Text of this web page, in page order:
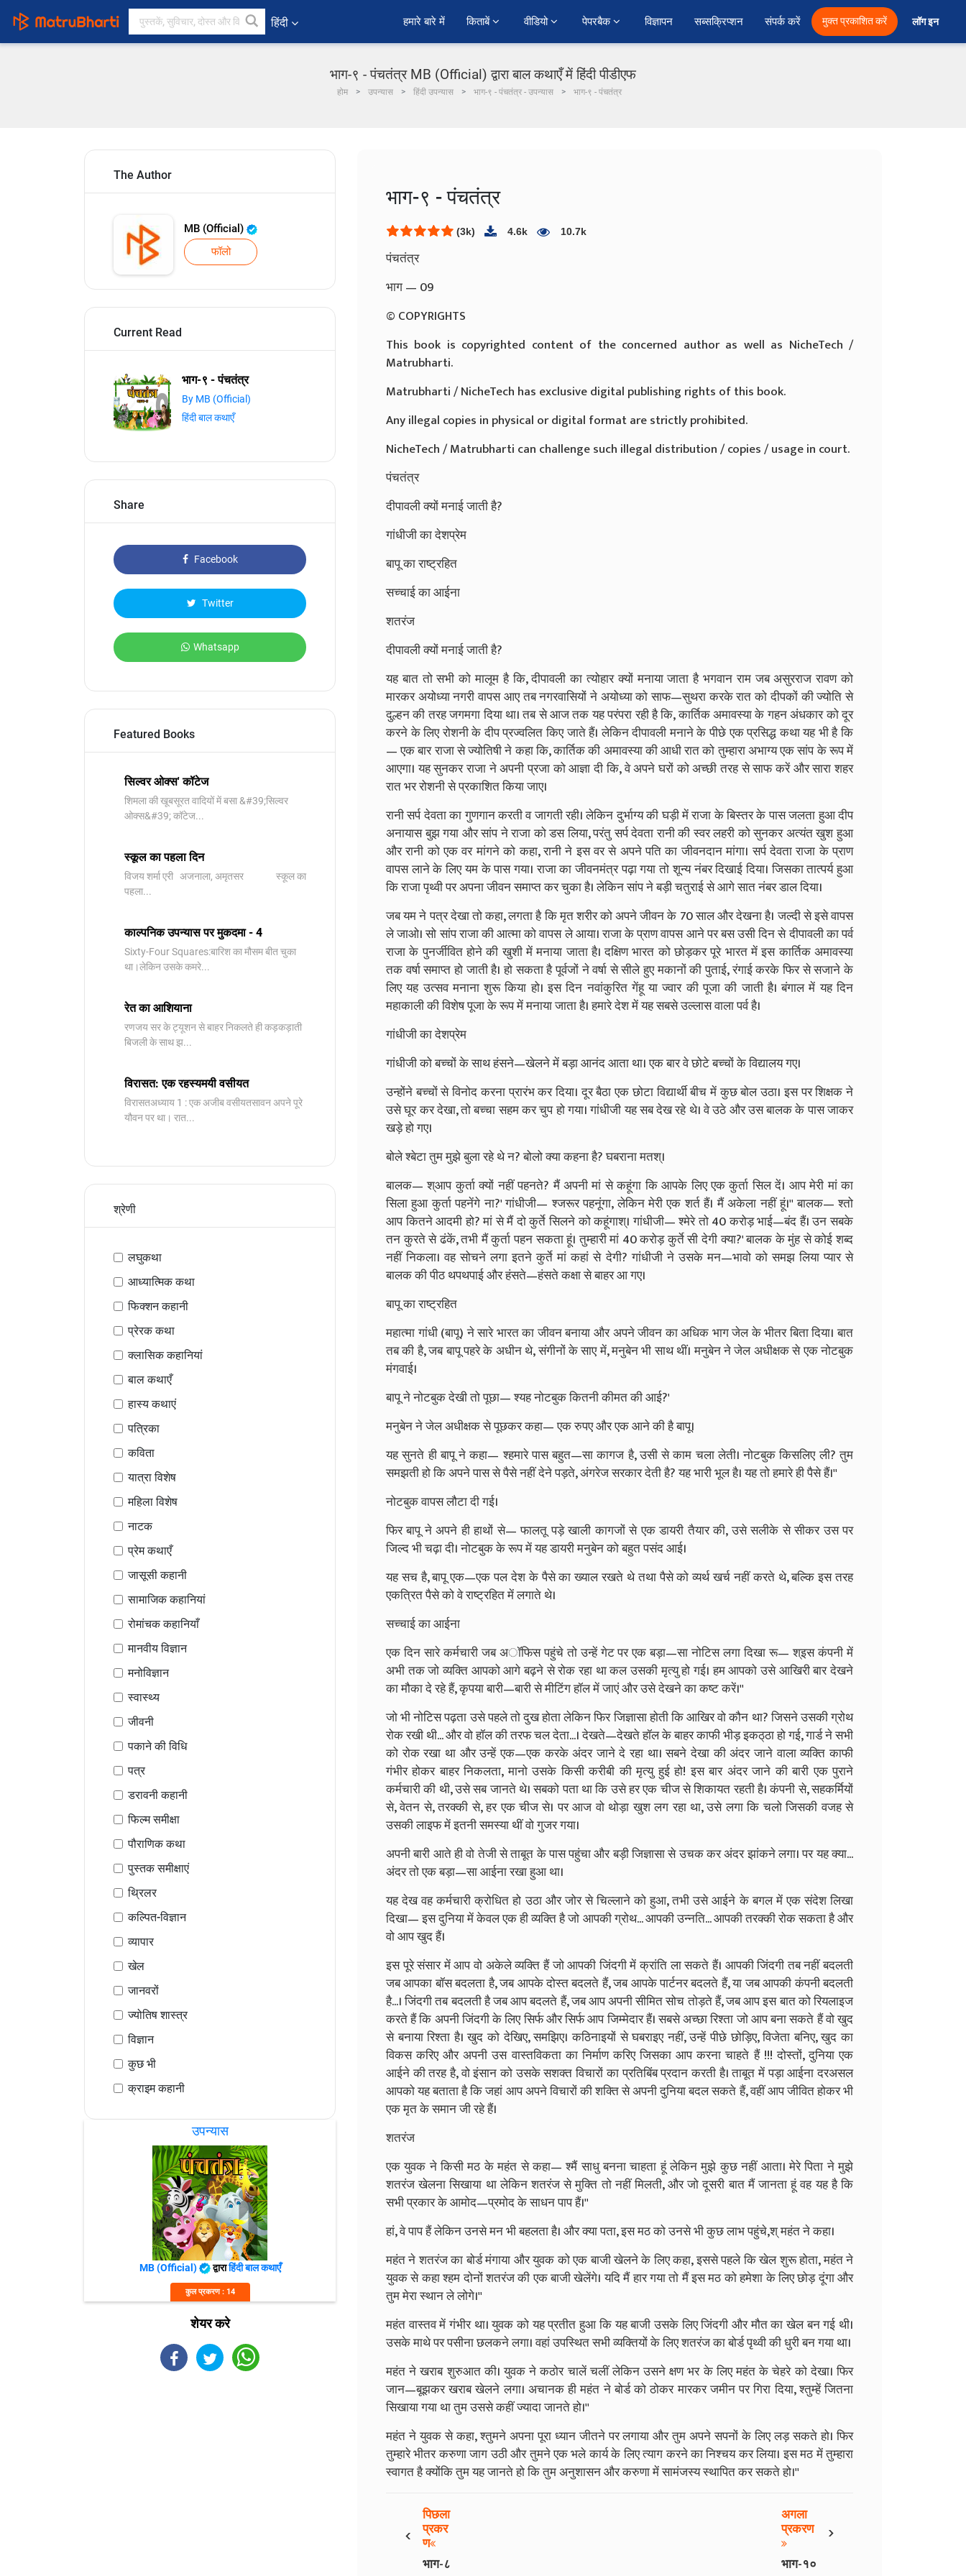
हिंदी हमारे बारे में किताबें वीडियो पेपरबैक विज्ञापन सब्सक्रिप्शन संपर्क करें मुक्त प्रकाशित करें लॉग इन
भाग-९ - पंचतंत्र MB (Official) द्वारा बाल कथाएँ में हिंदी पीडीएफ
होम उपन्यास हिंदी उपन्यास भाग-९ - पंचतंत्र - उपन्यास भाग-९ - पंचतंत्र
The Author
MB (Official)
फॉलो
Current Read
भाग-९ - पंचतंत्र
By MB (Official)
हिंदी बाल कथाएँ
Share
Facebook
Twitter
Whatsapp
Featured Books
सिल्वर ओक्स' कॉटेज
शिमला की खूबसूरत वादियों में बसा &#39;सिल्वर
ओक्स&#39; कॉटेज...
स्कूल का पहला दिन
विजय शर्मा एरी अजनाला, अमृतसर स्कूल का
पहला...
काल्पनिक उपन्यास पर मुकदमा - 4
Sixty-Four Squares:बारिश का मौसम बीत चुका
था।लेकिन उसके कमरे...
रेत का आशियाना
रणजय सर के ट्यूशन से बाहर निकलते ही कड़कड़ाती
बिजली के साथ झ...
विरासत: एक रहस्यमयी वसीयत
विरासतअध्याय 1 : एक अजीब वसीयतसावन अपने पूरे
यौवन पर था। रात...
श्रेणी
लघुकथा
आध्यात्मिक कथा
फिक्शन कहानी
प्रेरक कथा
क्लासिक कहानियां
बाल कथाएँ
हास्य कथाएं
पत्रिका
कविता
यात्रा विशेष
महिला विशेष
नाटक
प्रेम कथाएँ
जासूसी कहानी
सामाजिक कहानियां
रोमांचक कहानियाँ
मानवीय विज्ञान
मनोविज्ञान
स्वास्थ्य
जीवनी
पकाने की विधि
पत्र
डरावनी कहानी
फिल्म समीक्षा
पौराणिक कथा
पुस्तक समीक्षाएं
थ्रिलर
कल्पित-विज्ञान
व्यापार
खेल
जानवरों
ज्योतिष शास्त्र
विज्ञान
कुछ भी
क्राइम कहानी
उपन्यास
MB (Official) द्वाराहिंदी बाल कथाएँ
कुल प्रकरण : 14
शेयर करे
भाग-९ - पंचतंत्र
(3k) 4.6k 10.7k
पंचतंत्र
भाग — 09
© COPYRIGHTS
This book is copyrighted content of the concerned author as well as NicheTech /
Matrubharti.
Matrubharti / NicheTech has exclusive digital publishing rights of this book.
Any illegal copies in physical or digital format are strictly prohibited.
NicheTech / Matrubharti can challenge such illegal distribution / copies / usage in court.
पंचतंत्र
दीपावली क्यों मनाई जाती है?
गांधीजी का देशप्रेम
बापू का राष्ट्रहित
सच्चाई का आईना
शतरंज
दीपावली क्यों मनाई जाती है?
यह बात तो सभी को मालूम है कि, दीपावली का त्योहार क्यों मनाया जाता है भगवान राम जब असुरराज रावण को
मारकर अयोध्या नगरी वापस आए तब नगरवासियों ने अयोध्या को साफ—सुथरा करके रात को दीपकों की ज्योति से
दुल्हन की तरह जगमगा दिया था। तब से आज तक यह परंपरा रही है कि, कार्तिक अमावस्या के गहन अंधकार को दूर
करने के लिए रोशनी के दीप प्रज्वलित किए जाते हैं। लेकिन दीपावली मनाने के पीछे एक प्रसिद्ध कथा यह भी है कि
— एक बार राजा से ज्योतिषी ने कहा कि, कार्तिक की अमावस्या की आधी रात को तुम्हारा अभाग्य एक सांप के रूप में
आएगा। यह सुनकर राजा ने अपनी प्रजा को आज्ञा दी कि, वे अपने घरों को अच्छी तरह से साफ करें और सारा शहर
रात भर रोशनी से प्रकाशित किया जाए।
रानी सर्प देवता का गुणगान करती व जागती रही। लेकिन दुर्भाग्य की घड़ी में राजा के बिस्तर के पास जलता हुआ दीप
अनायास बुझ गया और सांप ने राजा को डस लिया, परंतु सर्प देवता रानी की स्वर लहरी को सुनकर अत्यंत खुश हुआ
और रानी को एक वर मांगने को कहा, रानी ने इस वर से अपने पति का जीवनदान मांगा। सर्प देवता राजा के प्राण
वापस लाने के लिए यम के पास गया। राजा का जीवनमंत्र पढ़ा गया तो शून्य नंबर दिखाई दिया। जिसका तात्पर्य हुआ
कि राजा पृथ्वी पर अपना जीवन समाप्त कर चुका है। लेकिन सांप ने बड़ी चतुराई से आगे सात नंबर डाल दिया।
जब यम ने पत्र देखा तो कहा, लगता है कि मृत शरीर को अपने जीवन के 70 साल और देखना है। जल्दी से इसे वापस
ले जाओ। सो सांप राजा की आत्मा को वापस ले आया। राजा के प्राण वापस आने पर बस उसी दिन से दीपावली का पर्व
राजा के पुनर्जीवित होने की खुशी में मनाया जाता है। दक्षिण भारत को छोड़कर पूरे भारत में इस कार्तिक अमावस्या
तक वर्षा समाप्त हो जाती है। हो सकता है पूर्वजों ने वर्षा से सीले हुए मकानों की पुताई, रंगाई करके फिर से सजाने के
लिए यह उत्सव मनाना शुरू किया हो। इस दिन नवांकुरित गेंहू या ज्वार की पूजा की जाती है। बंगाल में यह दिन
महाकाली की विशेष पूजा के रूप में मनाया जाता है। हमारे देश में यह सबसे उल्लास वाला पर्व है।
गांधीजी का देशप्रेम
गांधीजी को बच्चों के साथ हंसने—खेलने में बड़ा आनंद आता था। एक बार वे छोटे बच्चों के विद्यालय गए।
उन्होंने बच्चों से विनोद करना प्रारंभ कर दिया। दूर बैठा एक छोटा विद्यार्थी बीच में कुछ बोल उठा। इस पर शिक्षक ने
उसे घूर कर देखा, तो बच्चा सहम कर चुप हो गया। गांधीजी यह सब देख रहे थे। वे उठे और उस बालक के पास जाकर
खड़े हो गए।
बोले श्बेटा तुम मुझे बुला रहे थे न? बोलो क्या कहना है? घबराना मतश्।
बालक— श्आप कुर्ता क्यों नहीं पहनते? मैं अपनी मां से कहूंगा कि आपके लिए एक कुर्ता सिल दें। आप मेरी मां का
सिला हुआ कुर्ता पहनेंगे ना?' गांधीजी— श्जरूर पहनूंगा, लेकिन मेरी एक शर्त हैं। मैं अकेला नहीं हूं।'' बालक— श्तो
आप कितने आदमी हो? मां से मैं दो कुर्ते सिलने को कहूंगाश्। गांधीजी— श्मेरे तो 40 करोड़ भाई—बंद हैं। उन सबके
तन कुरते से ढंकें, तभी मैं कुर्ता पहन सकता हूं। तुम्हारी मां 40 करोड़ कुर्ते सी देगी क्या?' बालक के मुंह से कोई शब्द
नहीं निकला। वह सोचने लगा इतने कुर्ते मां कहां से देगी? गांधीजी ने उसके मन—भावो को समझ लिया प्यार से
बालक की पीठ थपथपाई और हंसते—हंसते कक्षा से बाहर आ गए।
बापू का राष्ट्रहित
महात्मा गांधी (बापू) ने सारे भारत का जीवन बनाया और अपने जीवन का अधिक भाग जेल के भीतर बिता दिया। बात
तब की है, जब बापू पहरे के अधीन थे, संगीनों के साए में, मनुबेन भी साथ थीं। मनुबेन ने जेल अधीक्षक से एक नोटबुक
मंगवाई।
बापू ने नोटबुक देखी तो पूछा— श्यह नोटबुक कितनी कीमत की आई?'
मनुबेन ने जेल अधीक्षक से पूछकर कहा— एक रुपए और एक आने की है बापू।
यह सुनते ही बापू ने कहा— श्हमारे पास बहुत—सा कागज है, उसी से काम चला लेती। नोटबुक किसलिए ली? तुम
समझती हो कि अपने पास से पैसे नहीं देने पड़ते, अंगरेज सरकार देती है? यह भारी भूल है। यह तो हमारे ही पैसे हैं।''
नोटबुक वापस लौटा दी गई।
फिर बापू ने अपने ही हाथों से— फालतू पड़े खाली कागजों से एक डायरी तैयार की, उसे सलीके से सीकर उस पर
जिल्द भी चढ़ा दी। नोटबुक के रूप में यह डायरी मनुबेन को बहुत पसंद आई।
यह सच है, बापू एक—एक पल देश के पैसे का ख्याल रखते थे तथा पैसे को व्यर्थ खर्च नहीं करते थे, बल्कि इस तरह
एकत्रित पैसे को वे राष्ट्रहित में लगाते थे।
सच्चाई का आईना
एक दिन सारे कर्मचारी जब अॉफिस पहुंचे तो उन्हें गेट पर एक बड़ा—सा नोटिस लगा दिखा रू— श्इस कंपनी में
अभी तक जो व्यक्ति आपको आगे बढ़ने से रोक रहा था कल उसकी मृत्यु हो गई। हम आपको उसे आखिरी बार देखने
का मौका दे रहे हैं, कृपया बारी—बारी से मीटिंग हॉल में जाएं और उसे देखने का कष्ट करें।''
जो भी नोटिस पढ़ता उसे पहले तो दुख होता लेकिन फिर जिज्ञासा होती कि आखिर वो कौन था? जिसने उसकी ग्रोथ
रोक रखी थी... और वो हॉल की तरफ चल देता...। देखते—देखते हॉल के बाहर काफी भीड़ इकठ्‌ठा हो गई, गार्ड ने सभी
को रोक रखा था और उन्हें एक—एक करके अंदर जाने दे रहा था। सबने देखा की अंदर जाने वाला व्यक्ति काफी
गंभीर होकर बाहर निकलता, मानो उसके किसी करीबी की मृत्यु हुई हो! इस बार अंदर जाने की बारी एक पुराने
कर्मचारी की थी, उसे सब जानते थे। सबको पता था कि उसे हर एक चीज से शिकायत रहती है। कंपनी से, सहकर्मियों
से, वेतन से, तरक्की से, हर एक चीज से। पर आज वो थोड़ा खुश लग रहा था, उसे लगा कि चलो जिसकी वजह से
उसकी लाइफ में इतनी समस्या थीं वो गुजर गया।
अपनी बारी आते ही वो तेजी से ताबूत के पास पहुंचा और बड़ी जिज्ञासा से उचक कर अंदर झांकने लगा। पर यह क्या...
अंदर तो एक बड़ा—सा आईना रखा हुआ था।
यह देख वह कर्मचारी क्रोधित हो उठा और जोर से चिल्लाने को हुआ, तभी उसे आईने के बगल में एक संदेश लिखा
दिखा— इस दुनिया में केवल एक ही व्यक्ति है जो आपकी ग्रोथ... आपकी उन्नति... आपकी तरक्की रोक सकता है और
वो आप खुद हैं।
इस पूरे संसार में आप वो अकेले व्यक्ति हैं जो आपकी जिंदगी में क्रांति ला सकते हैं। आपकी जिंदगी तब नहीं बदलती
जब आपका बॉस बदलता है, जब आपके दोस्त बदलते हैं, जब आपके पार्टनर बदलते हैं, या जब आपकी कंपनी बदलती
है...। जिंदगी तब बदलती है जब आप बदलते हैं, जब आप अपनी सीमित सोच तोड़ते हैं, जब आप इस बात को रियलाइज
करते हैं कि अपनी जिंदगी के लिए सिर्फ और सिर्फ आप जिम्मेदार हैं। सबसे अच्छा रिश्ता जो आप बना सकते हैं वो खुद
से बनाया रिश्ता है। खुद को देखिए, समझिए। कठिनाइयों से घबराइए नहीं, उन्हें पीछे छोड़िए, विजेता बनिए, खुद का
विकस करिए और अपनी उस वास्तविकता का निर्माण करिए जिसका आप करना चाहते हैं !!! दोस्तों, दुनिया एक
आईने की तरह है, वो इंसान को उसके सशक्त विचारों का प्रतिबिंब प्रदान करती है। ताबूत में पड़ा आईना दरअसल
आपको यह बताता है कि जहां आप अपने विचारों की शक्ति से अपनी दुनिया बदल सकते हैं, वहीं आप जीवित होकर भी
एक मृत के समान जी रहे हैं।
शतरंज
एक युवक ने किसी मठ के महंत से कहा— श्मैं साधु बनना चाहता हूं लेकिन मुझे कुछ नहीं आता। मेरे पिता ने मुझे
शतरंज खेलना सिखाया था लेकिन शतरंज से मुक्ति तो नहीं मिलती, और जो दूसरी बात मैं जानता हूं वह यह है कि
सभी प्रकार के आमोद—प्रमोद के साधन पाप हैं।''
हां, वे पाप हैं लेकिन उनसे मन भी बहलता है। और क्या पता, इस मठ को उनसे भी कुछ लाभ पहुंचे,श् महंत ने कहा।
महंत ने शतरंज का बोर्ड मंगाया और युवक को एक बाजी खेलने के लिए कहा, इससे पहले कि खेल शुरू होता, महंत ने
युवक से कहा श्हम दोनों शतरंज की एक बाजी खेलेंगे। यदि मैं हार गया तो मैं इस मठ को हमेशा के लिए छोड़ दूंगा और
तुम मेरा स्थान ले लोगे।''
महंत वास्तव में गंभीर था। युवक को यह प्रतीत हुआ कि यह बाजी उसके लिए जिंदगी और मौत का खेल बन गई थी।
उसके माथे पर पसीना छलकने लगा। वहां उपस्थित सभी व्यक्तियों के लिए शतरंज का बोर्ड पृथ्वी की धुरी बन गया था।
महंत ने खराब शुरुआत की। युवक ने कठोर चालें चलीं लेकिन उसने क्षण भर के लिए महंत के चेहरे को देखा। फिर
जान—बूझकर खराब खेलने लगा। अचानक ही महंत ने बोर्ड को ठोकर मारकर जमीन पर गिरा दिया, श्तुम्हें जितना
सिखाया गया था तुम उससे कहीं ज्यादा जानते हो।''
महंत ने युवक से कहा, श्तुमने अपना पूरा ध्यान जीतने पर लगाया और तुम अपने सपनों के लिए लड़ सकते हो। फिर
तुम्हारे भीतर करुणा जाग उठी और तुमने एक भले कार्य के लिए त्याग करने का निश्चय कर लिया। इस मठ में तुम्हारा
स्वागत है क्योंकि तुम यह जानते हो कि तुम अनुशासन और करुणा में सामंजस्य स्थापित कर सकते हो।''
‹
पिछला
प्रकर
ण
भाग-८
›
अगला
प्रकरण
भाग-१०